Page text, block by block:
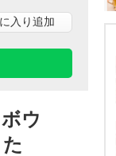
入り追加
ウ